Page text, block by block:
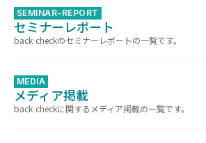
SEMINAR-REPORT
セミナーレポート
back checkのセミナーレポートの一覧です。
MEDIA
メディア掲載
back checkに関するメディア掲載の一覧です。